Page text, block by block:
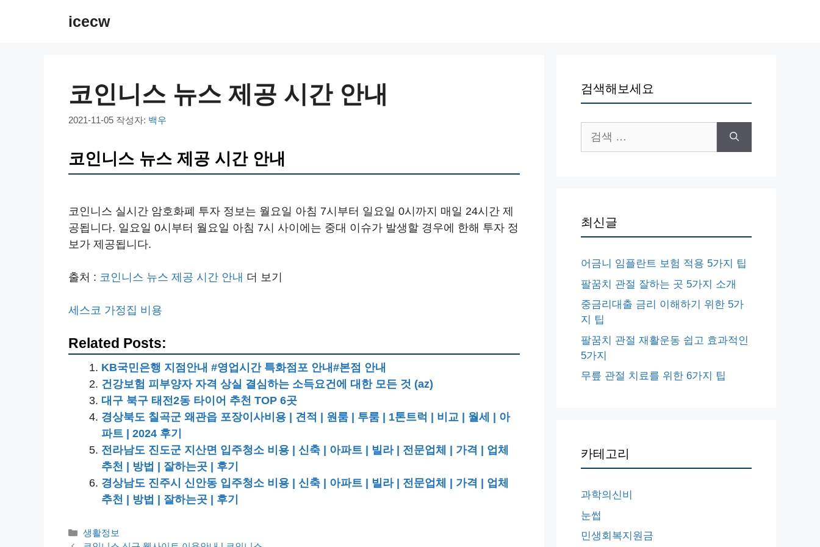
icecw
코인니스 뉴스 제공 시간 안내
2021-11-05 작성자: 백우
코인니스 뉴스 제공 시간 안내
코인니스 실시간 암호화폐 투자 정보는 월요일 아침 7시부터 일요일 0시까지 매일 24시간 제
공됩니다. 일요일 0시부터 월요일 아침 7시 사이에는 중대 이슈가 발생할 경우에 한해 투자 정
보가 제공됩니다.
출처 : 코인니스 뉴스 제공 시간 안내 더 보기
세스코 가정집 비용
Related Posts:
KB국민은행 지점안내 #영업시간 특화점포 안내#본점 안내
건강보험 피부양자 자격 상실 결심하는 소득요건에 대한 모든 것 (az)
대구 북구 태전2동 타이어 추천 TOP 6곳
경상북도 칠곡군 왜관읍 포장이사비용 | 견적 | 원룸 | 투룸 | 1톤트럭 | 비교 | 월세 | 아
파트 | 2024 후기
전라남도 진도군 지산면 입주청소 비용 | 신축 | 아파트 | 빌라 | 전문업체 | 가격 | 업체
추천 | 방법 | 잘하는곳 | 후기
경상남도 진주시 신안동 입주청소 비용 | 신축 | 아파트 | 빌라 | 전문업체 | 가격 | 업체
추천 | 방법 | 잘하는곳 | 후기
카
생활정보
검색해보세요
색:
최신글
어금니 임플란트 보험 적용 5가지 팁
팔꿈치 관절 잘하는 곳 5가지 소개
중금리대출 금리 이해하기 위한 5가
지 팁
팔꿈치 관절 재활운동 쉽고 효과적인
5가지
무릎 관절 치료를 위한 6가지 팁
카테고리
과학의신비
눈썹
민생회복지원금